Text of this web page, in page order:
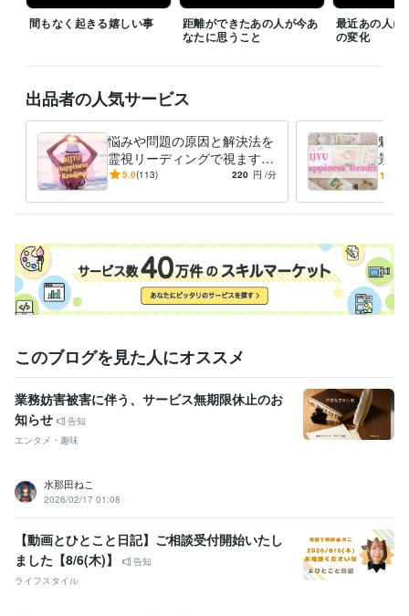
経験職種
クリエイター / ライター・編集 経験年数 : 5年
ライフスタイル・その他 / 占い師 経験年数 : 10年
ライフスタイル・その他 / 講師・インストラクター
ライフスタイル・その他 / アドバイザー
受賞歴
Amazonプライム（執筆作品）にてベストセラー３冠達成
資格・検定
中学校教諭免許
秘書技能検定 取得年 : 2008年
ビジネス・クリエイティブツール
Word:20年STORES:3年 VLLO:4年Canva:3年Excel:20年
PowerPoint:20年Google Analytics:4年ChatGPT:1年Filmora:1年
得意分野
る鑑定
語学力
間もなく起きる嬉しい事
距離ができたあの人が今あ
なたに思うこと
最近あの人に
の変化
出品者の人気サービス
悩みや問題の原因と解決法を
霊視リーディングで視ます
過去の記憶と経緯～現状の糸
✨
5.0(113) 220 円 /分
魅綬
景を
状況
示し
このブログを見た人にオススメ
業務妨害被害に伴う、サービス無期限休止のお
知らせ
告知
エンタメ・趣味
水那田ねこ
2026/02/17 01:08
【動画とひとこと日記】ご相談受付開始いたし
ました【8/6(木)】
告知
ライフスタイル